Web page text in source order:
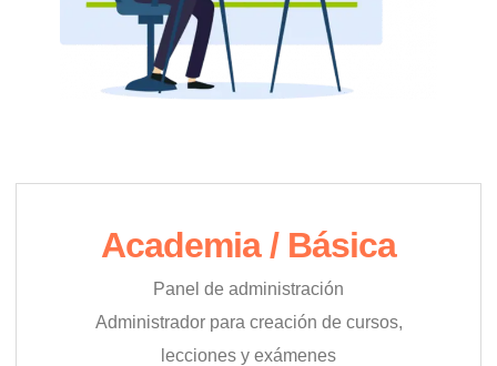
Academia / Básica
Panel de administración
Administrador para creación de cursos,
lecciones y exámenes